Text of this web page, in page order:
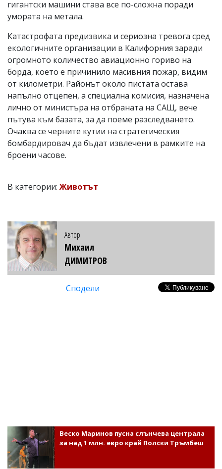
гигантски машини става все по-сложна поради
умората на метала.
Катастрофата предизвика и сериозна тревога сред
екологичните организации в Калифорния заради
огромното количество авиационно гориво на
борда, което е причинило масивния пожар, видим
от километри. Районът около пистата остава
напълно отцепен, а специална комисия, назначена
лично от министъра на отбраната на САЩ, вече
пътува към базата, за да поеме разследването.
Очаква се черните кутии на стратегическия
бомбардировач да бъдат извлечени в рамките на
броени часове.
В категории:Животът
Автор
Михаил
ДИМИТРОВ
Сподели
Веско Маринов пусна слънчева централа
за над 1 млн. евро край Полски Тръмбеш